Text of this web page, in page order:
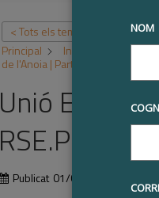
< Tots els temes
Principal
Iniciatives RSE
de l'Anoia | Participant RSE.Pime
Unió
RSE.Pime
Publicat 01/01/2022
NOM